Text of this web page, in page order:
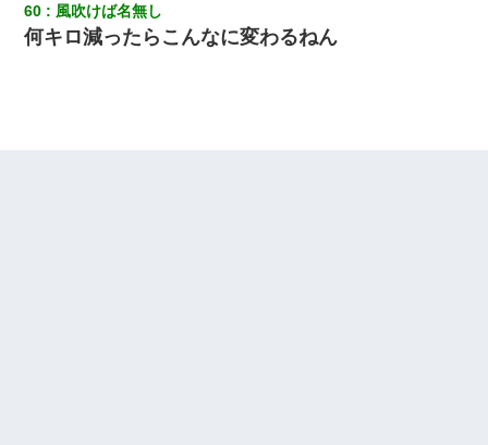
60 風吹けば名無し
何キロ減ったらこんなに変わるねん